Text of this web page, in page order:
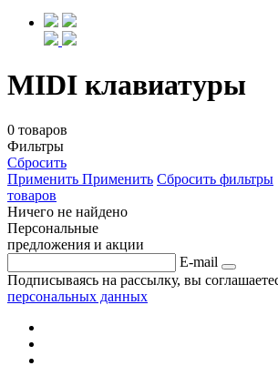
MIDI клавиатуры
0 товаров
Фильтры
Сбросить
Применить Применить Сбросить фильтры
товаров
Ничего не найдено
Персональные
предложения и акции
E-mail
Подписываясь на рассылку, вы
персональных данных